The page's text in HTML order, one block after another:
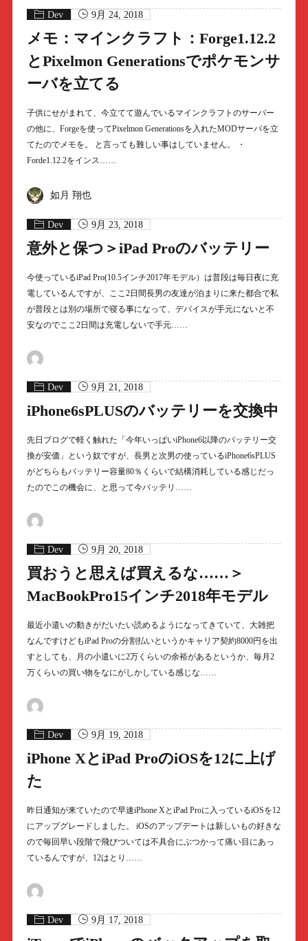
Dev 9月 24, 2018
メモ：マインクラフト：Forge1.12.2
とPixelmon Generationsでポケモンサ
ーバを立てる
子供にせがまれて、今立てて遊んでいるマインクラフトのサーバー
の他に、Forgeを使ってPixelmon Generationsを入れたMODサーバを立
てたのでメモを。 と言っても難しい事はしていません。 ・
Forde1.12.2をインス……
如月 翔也
Dev 9月 23, 2018
意外と保つ＞iPad Proのバッテリー
今使っているiPad Pro(10.5インチ2017年モデル）は普段は毎日夜に充
電しているんですが、ここ2日間長男の友達が泊まりに来た都合で私
が普段とは別の場所で寝る事になって、デバイスが手元にないと不
安なのでここ2日間は充電しないで手元……
Dev 9月 21, 2018
iPhone6sPLUSのバッテリーを交換中
先日ブログで軽く触れた「今年いっぱいiPhone6以降のバッテリー交
換が安価」という奴ですが、長男と次男の使っているiPhone6sPLUS
がどちらもバッテリー容量80％くらいで結構消耗している感じだっ
たのでこの機会に、と思って今バッテリ……
Dev 9月 20, 2018
買おうと思えば買えるな……＞
MacBookPro15インチ2018年モデル
最近小遣いの動きがだいたい読めるようになってきていて、大雑把
なんですけどもiPad Proの分割払いというかキャリア契約8000円を出
すとしても、月の小遣いに2万くらいの余裕があるというか、毎月2
万くらいの買い物をなにがしかしている感じな……
Dev 9月 19, 2018
iPhone XとiPad ProのiOSを12に上げ
た
昨日通知が来ていたので早速iPhone XとiPad Proに入っているiOSを12
にアップグレードしました。 iOSのアップデートは新しいもの好きな
ので毎回早い段階で飛びついては不具合にぶつかって痛い目にあっ
ているんですが、12はとり……
Dev 9月 17, 2018